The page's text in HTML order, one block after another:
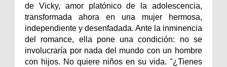
de Vicky, amor platónico de la adolescencia,
transformada ahora en una mujer hermosa,
independiente y desenfadada. Ante la inminencia
del romance, ella pone una condición: no se
involucraría por nada del mundo con un hombre
con hijos. No quiere niños en su vida. "¿Tienes